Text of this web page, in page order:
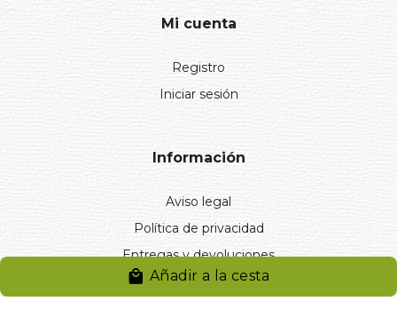
Añadir a la cesta
Mi cuenta
Registro
Iniciar sesión
Información
Aviso legal
Política de privacidad
Entregas y devoluciones
Desistimiento